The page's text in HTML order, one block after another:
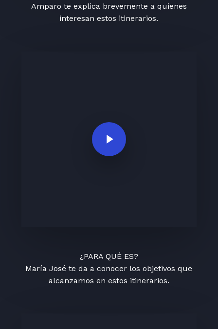
Amparo te explica brevemente a quienes
interesan estos itinerarios.
Play Video
¿PARA QUÉ ES?
María José te da a conocer los objetivos que
alcanzamos en estos itinerarios.